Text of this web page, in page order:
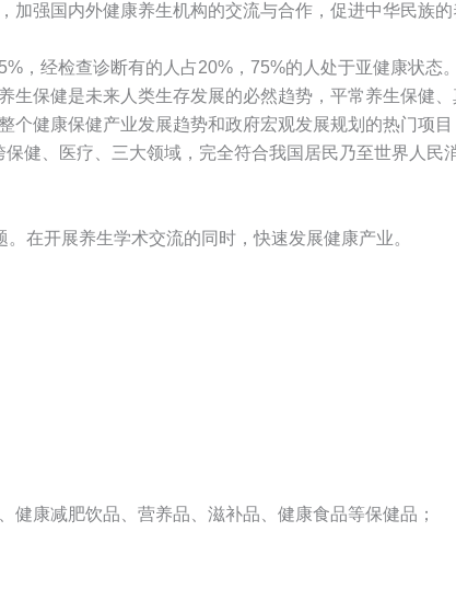
加强国内外健康养生机构的交流与合作，促进中华民族的
，经检查诊断有的人占20%，75%的人处于亚健康状
生保健是未来人类生存发展的必然趋势，平常养生保健
个健康保健产业发展趋势和政府宏观发展规划的热门项
健、医疗、三大领域，完全符合我国居民乃至世界人
。在开展养生学术交流的同时，快速发展健康产业。
健康减肥饮品、营养品、滋补品、健康食品等保健品；